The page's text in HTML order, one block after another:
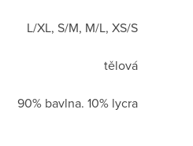
L/XL, S/M, M/L, XS/S
tělová
90% bavlna. 10% lycra